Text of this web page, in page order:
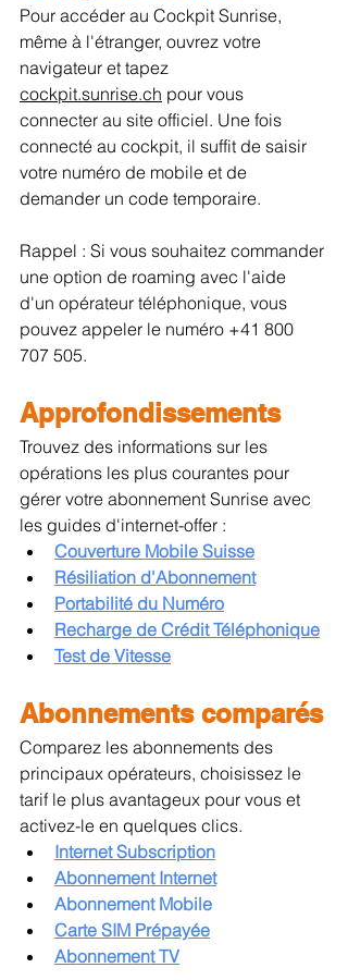
Pour accéder au Cockpit Sunrise,
même à l'étranger, ouvrez votre
navigateur et tapez
cockpit.sunrise.ch pour vous
connecter au site officiel. Une fois
connecté au cockpit, il suffit de saisir
votre numéro de mobile et de
demander un code temporaire.
Rappel : Si vous souhaitez commander
une option de roaming avec l'aide
d'un opérateur téléphonique, vous
pouvez appeler le numéro +41 800
707 505.
Approfondissements
Trouvez des informations sur les
opérations les plus courantes pour
gérer votre abonnement Sunrise avec
les guides d'internet-offer :
Couverture Mobile Suisse
Résiliation d'Abonnement
Portabilité du Numéro
Recharge de Crédit Téléphonique
Test de Vitesse
Abonnements comparés
Comparez les abonnements des
principaux opérateurs, choisissez le
tarif le plus avantageux pour vous et
activez-le en quelques clics.
Internet Subscription
Abonnement Internet
Abonnement Mobile
Carte SIM Prépayée
Abonnement TV